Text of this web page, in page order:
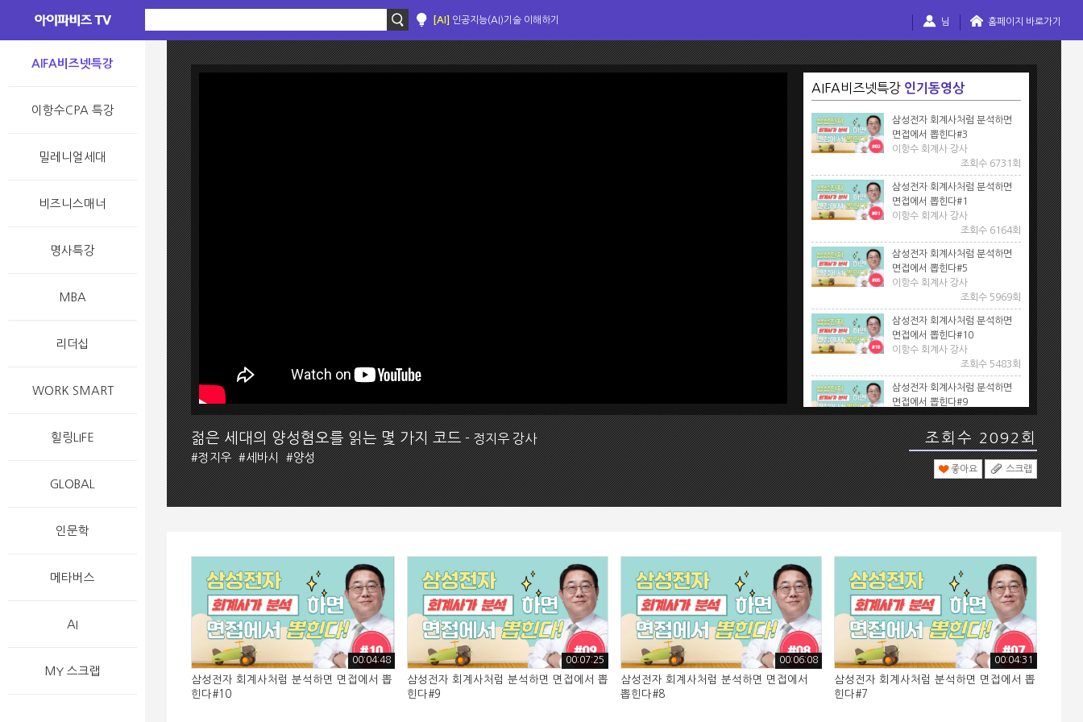
AIFA비즈넷특강
이항수CPA 특강
밀레니얼세대
비즈니스매너
명사특강
MBA
리더십
WORK SMART
힐링LIFE
GLOBAL
인문학
메타버스
AI
MY 스크랩
[AI] 인공지능(AI)기술 이해하기 님 홈페이지 바로가기
AIFA비즈넷특강 인기동영상
삼성전자 회계사처럼 분석하면
면접에서 뽑힌다#3
이항수 회계사 강사
조회수 6731회
삼성전자 회계사처럼 분석하면
면접에서 뽑힌다#1
이항수 회계사 강사
조회수 6164회
삼성전자 회계사처럼 분석하면
면접에서 뽑힌다#5
이항수 회계사 강사
조회수 5969회
삼성전자 회계사처럼 분석하면
면접에서 뽑힌다#10
이항수 회계사 강사
조회수 5483회
삼성전자 회계사처럼 분석하면
면접에서 뽑힌다#9
이항수 회계사 강사
조회수 5441회
삼성전자 회계사처럼 분석하면
면접에서 뽑힌다#4
이항수 회계사 강사
조회수 5405회
조회수 5378회
삼성전자 회계사처럼 분석하면
면접에서 뽑힌다#7
이항수 회계사 강사
조회수 5342회
삼성전자 회계사처럼 분석하면
면접에서 뽑힌다#8
이항수 회계사 강사
젊은 세대의 양성혐오를 읽는 몇 가지 코드- 정지우 강사
#정지우#세바시#양성
조회수 2092회
좋아요 스크랩
00:04:48
삼성전자 회계사처럼 분석하면 면접에서 뽑
힌다#10
00:07:25
삼성전자 회계사처럼 분석하면 면접에서 뽑
힌다#9
00:06:08
삼성전자 회계사처럼 분석하면 면접에서
뽑힌다#8
00:04:31
삼성전자 회계사처럼 분석하면 면접에서 뽑
힌다#7